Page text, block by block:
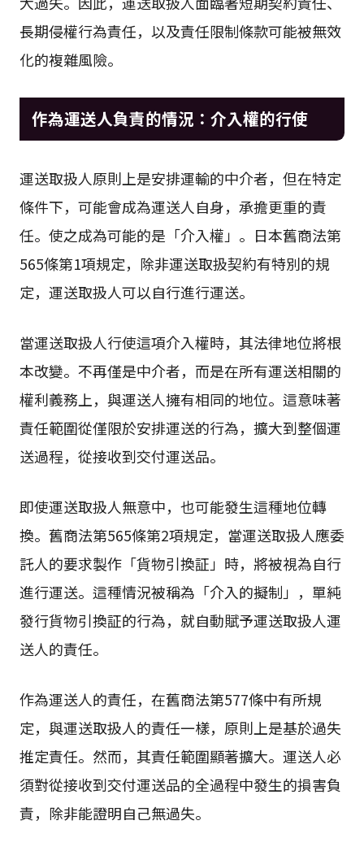
長期侵權行為責任，以及責任限制條款可能被無效
化的複雜風險。
作為運送人負責的情況：介入權的行使
運送取扱人原則上是安排運輸的中介者，但在特定
條件下，可能會成為運送人自身，承擔更重的責
任。使之成為可能的是「介入權」。日本舊商法第
565條第1項規定，除非運送取扱契約有特別的規
定，運送取扱人可以自行進行運送。
當運送取扱人行使這項介入權時，其法律地位將根
本改變。不再僅是中介者，而是在所有運送相關的
權利義務上，與運送人擁有相同的地位。這意味著
責任範圍從僅限於安排運送的行為，擴大到整個運
送過程，從接收到交付運送品。
即使運送取扱人無意中，也可能發生這種地位轉
換。舊商法第565條第2項規定，當運送取扱人應委
託人的要求製作「貨物引換証」時，將被視為自行
進行運送。這種情況被稱為「介入的擬制」，單純
發行貨物引換証的行為，就自動賦予運送取扱人運
送人的責任。
作為運送人的責任，在舊商法第577條中有所規
定，與運送取扱人的責任一樣，原則上是基於過失
推定責任。然而，其責任範圍顯著擴大。運送人必
須對從接收到交付運送品的全過程中發生的損害負
責，除非能證明自己無過失。